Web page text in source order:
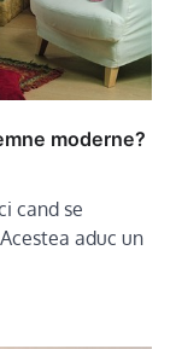
moderne?
cand se
aduc un